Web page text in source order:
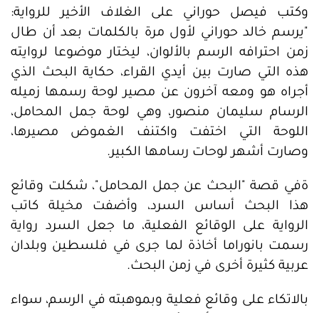
وكتب فيصل حوراني على الغلاف الأخير للرواية:
"يرسم خالد حوراني لأول مرة بالكلمات بعد أن طال
زمن احترافه الرسم بالألوان، ليختار موضوعا لروايته
هذه التي صارت بين أيدي القراء، حكاية البحث الذي
أجراه هو ومعه آخرون عن مصير لوحة رسمها زميله
الرسام سليمان منصور، وهي لوحة جمل المحامل،
اللوحة التي اختفت واكتنف الغموض مصيرها،
وصارت أشهر لوحات رسامها الكبير.
ةفي قصة "البحث عن جمل المحامل"، شكلت وقائع
هذا البحث أساس السرد، وأضفت مخيلة كاتب
الرواية على الوقائع الفعلية، ما جعل السرد رواية
رسمت بانوراما أخاذة لما جرى في فلسطين وبلدان
عربية كثيرة أخرى في زمن البحث.
بالاتكاء على وقائع فعلية وبموهبته في الرسم، سواء